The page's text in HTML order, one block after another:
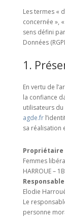
Les termes «
concernée »,
sens défini
Données
1.
En vertu de
la confiance
utilisateurs
agde.fr
sa réalisation
Propriétaire
Femmes
HARROUE –
Elodie
Le
personne